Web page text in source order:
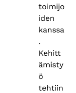
toimijo
iden
kanssa
.
Kehitt
ämisty
ö
tehtiin